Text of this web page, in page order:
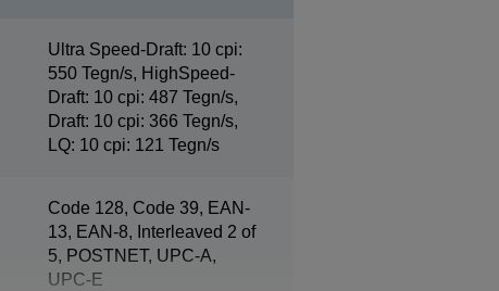
Ultra Speed-Draft: 10 cpi:
550 Tegn/s, HighSpeed-
Draft: 10 cpi: 487 Tegn/s,
Draft: 10 cpi: 366 Tegn/s,
LQ: 10 cpi: 121 Tegn/s
Code 128, Code 39, EAN-
13, EAN-8, Interleaved 2 of
5, POSTNET, UPC-A,
UPC-E